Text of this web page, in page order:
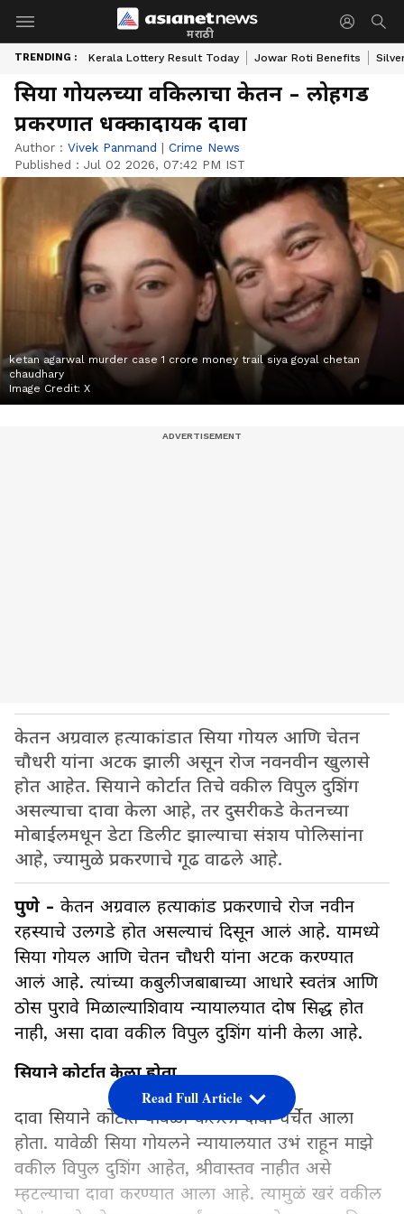
मराठी
TRENDING : Kerala Lottery Result Today Jowar Roti Benefits
सिया गोयलच्या वकिलाचा केतन - लोहगड
प्रकरणात धक्कादायक दावा
Author : Vivek Panmand | Crime News
Published : Jul 02 2026, 07:42 PM IST
ketan agarwal murder case 1 crore money trail siya goyal chetan
chaudhary
Image Credit: X
केतन अग्रवाल हत्याकांडात सिया गोयल आणि चेतन
चौधरी यांना अटक झाली असून रोज नवनवीन खुलासे
होत आहेत. सियाने कोर्टात तिचे वकील विपुल दुशिंग
असल्याचा दावा केला आहे, तर दुसरीकडे केतनच्या
मोबाईलमधून डेटा डिलीट झाल्याचा संशय पोलिसांना
आहे, ज्यामुळे प्रकरणाचे गूढ वाढले आहे.
पुणे - केतन अग्रवाल हत्याकांड प्रकरणाचे रोज नवीन
रहस्याचे उलगडे होत असल्याचं दिसून आलं आहे. यामध्ये
सिया गोयल आणि चेतन चौधरी यांना अटक करण्यात
आलं आहे. त्यांच्या कबुलीजबाबाच्या आधारे स्वतंत्र आणि
ठोस पुरावे मिळाल्याशिवाय न्यायालयात दोष सिद्ध होत
नाही, असा दावा वकील विपुल दुशिंग यांनी केला आहे.
सियाने कोर्टात केला होता
दावा सियाने कोर्टात यावेळी केलेला दावा चर्चेत आला
होता. यावेळी सिया गोयलने न्यायालयात उभं राहून माझे
वकील विपुल दुशिंग आहेत, श्रीवास्तव नाहीत असे
म्हटल्याचा दावा करण्यात आला आहे. त्यामुळं खरं वकील
Read Full Article